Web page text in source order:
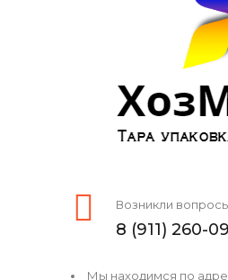
Возникли
8 (911) 260-
Мы находимся по